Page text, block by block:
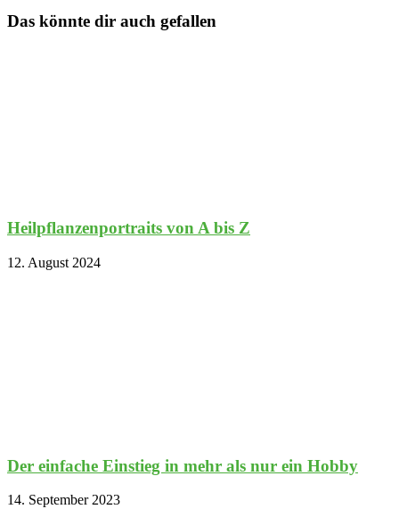
Das könnte dir auch gefallen
Heilpflanzenportraits von A bis Z
12. August 2024
Der einfache Einstieg in mehr als nur ein Hobby
14. September 2023